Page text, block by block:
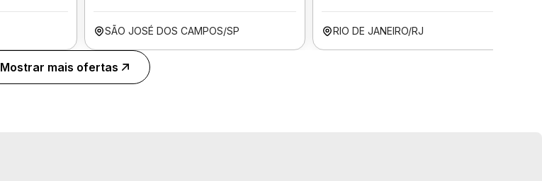
SÃO JOSÉ DOS CAMPOS/SP RIO DE JANEIRO/RJ
Mostrar mais ofertas